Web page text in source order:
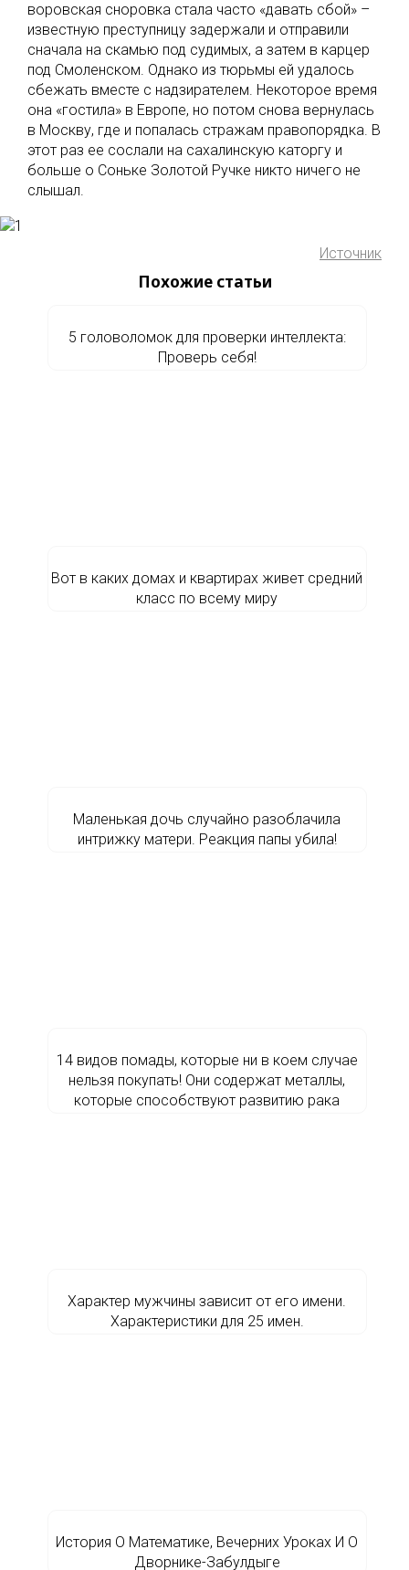
воровская сноровка стала часто «давать сбой» –
известную преступницу задержали и отправили
сначала на скамью под судимых, а затем в карцер
под Смоленском. Однако из тюрьмы ей удалось
сбежать вместе с надзирателем. Некоторое время
она «гостила» в Европе, но потом снова вернулась
в Москву, где и попалась стражам правопорядка. В
этот раз ее сослали на сахалинскую каторгу и
больше о Соньке Золотой Ручке никто ничего не
слышал.
Источник
Похожие статьи
5 головоломок для проверки интеллекта:
Проверь себя!
Вот в каких домах и квартирах живет средний
класс по всему миру
Маленькая дочь случайно разоблачила
интрижку матери. Реакция папы убила!
14 видов помады, которые ни в коем случае
нельзя покупать! Они содержат металлы,
которые способствуют развитию рака
Характер мужчины зависит от его имени.
Характеристики для 25 имен.
История О Математике, Вечерних Уроках И О
Дворнике-Забулдыге